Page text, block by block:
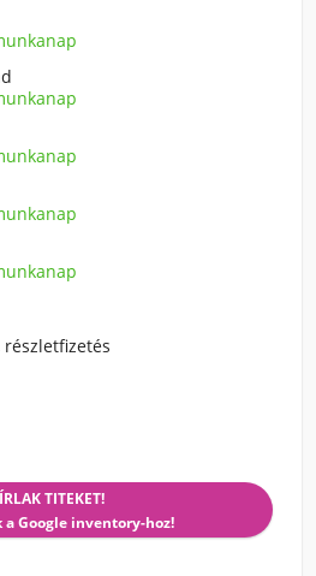
TITEKET!
a Google inventory-hoz!